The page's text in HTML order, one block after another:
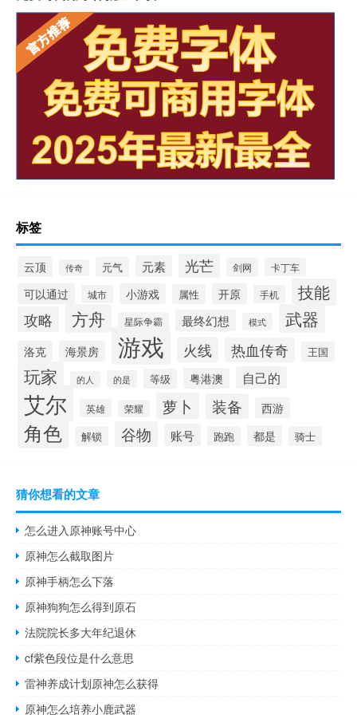
标签
云顶 传奇 元气 元素 光芒 剑网 卡丁车
可以通过 城市 小游戏 属性 开原 手机 技能
攻略 方舟 星际争霸 最终幻想 模式 武器
洛克 海景房 游戏 火线 热血传奇 王国
玩家 的人 的是 等级 粤港澳 自己的
艾尔 英雄 荣耀 萝卜 装备 西游
角色 解锁 谷物 账号 跑跑 都是 骑士
猜你想看的文章
怎么进入原神账号中心
原神怎么截取图片
原神手柄怎么下落
原神狗狗怎么得到原石
法院院长多大年纪退休
cf紫色段位是什么意思
雷神养成计划原神怎么获得
原神怎么培养小鹿武器